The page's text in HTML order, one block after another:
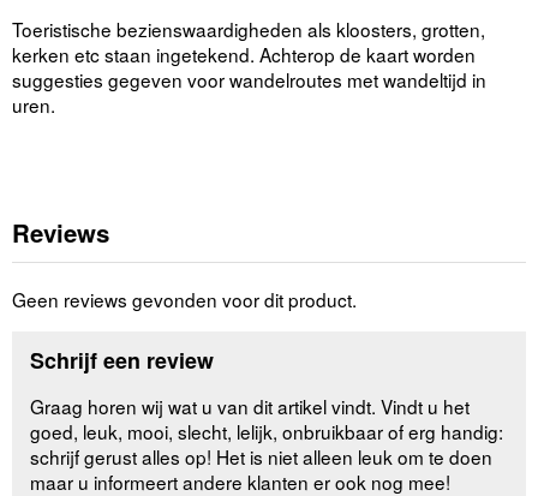
Toeristische bezienswaardigheden als kloosters, grotten,
kerken etc staan ingetekend. Achterop de kaart worden
suggesties gegeven voor wandelroutes met wandeltijd in
uren.
Reviews
Geen reviews gevonden voor dit product.
Schrijf een review
Graag horen wij wat u van dit artikel vindt. Vindt u het
goed, leuk, mooi, slecht, lelijk, onbruikbaar of erg handig:
schrijf gerust alles op! Het is niet alleen leuk om te doen
maar u informeert andere klanten er ook nog mee!